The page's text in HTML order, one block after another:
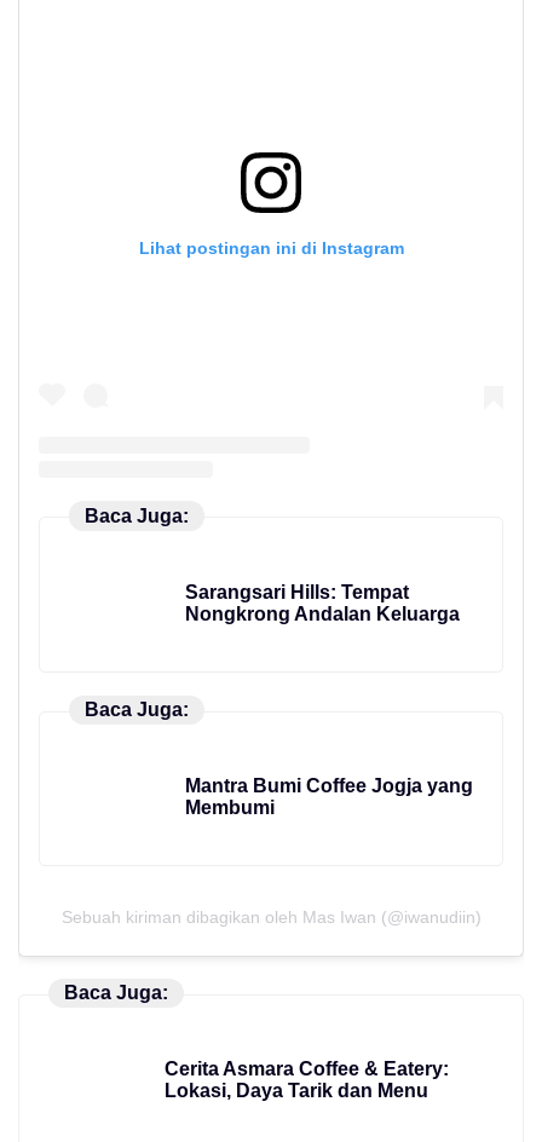
Lihat postingan ini di Instagram
Baca Juga:
Sarangsari Hills: Tempat
Nongkrong Andalan Keluarga
Baca Juga:
Mantra Bumi Coffee Jogja yang
Membumi
Sebuah kiriman dibagikan oleh Mas Iwan (@iwanudiin)
Baca Juga:
Cerita Asmara Coffee & Eatery:
Lokasi, Daya Tarik dan Menu